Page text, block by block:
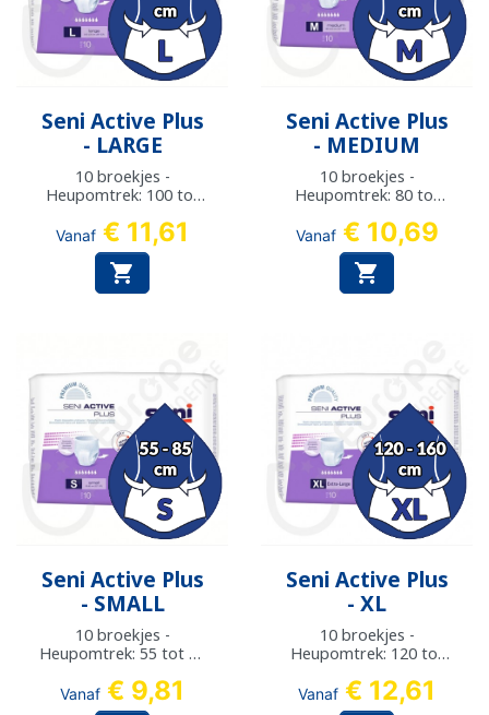
Seni Active Plus
- LARGE
10 broekjes -
Heupomtrek: 100 tot
Vanaf € 11,61

Seni Active Plus
- MEDIUM
10 broekjes -
Heupomtrek: 80 tot
Vanaf € 10,69

Seni Active Plus
- SMALL
10 broekjes -
Heupomtrek: 55 tot 85
Vanaf € 9,81
Seni Active Plus
- XL
10 broekjes -
Heupomtrek: 120 tot
Vanaf € 12,61